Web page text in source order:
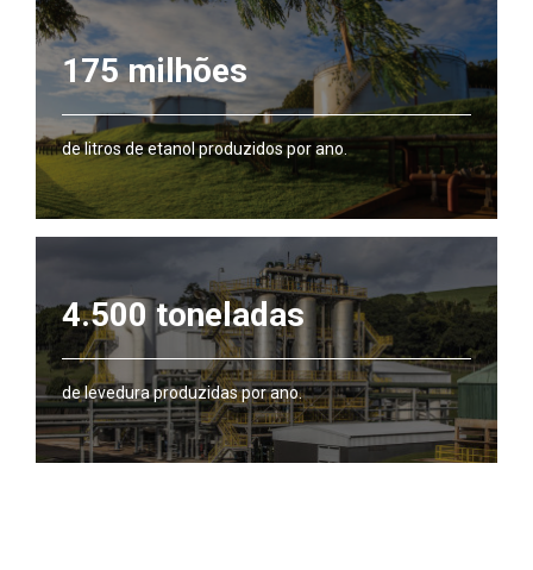
175 milhões
de litros de etanol produzidos por ano.
4.500 toneladas
de levedura produzidas por ano.